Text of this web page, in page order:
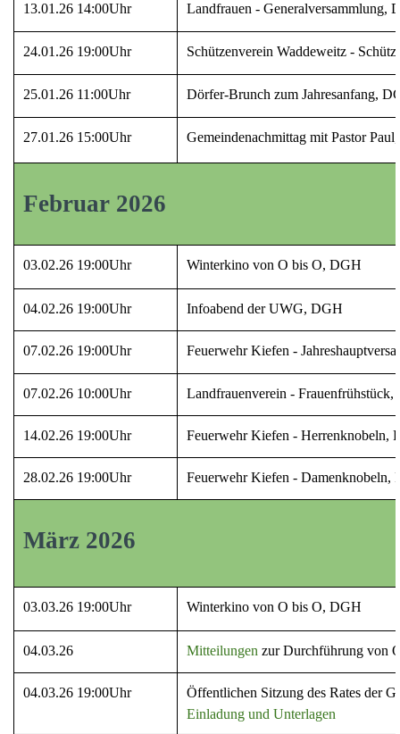
13.01.26 14:00Uhr Landfrauen - Generalversammlung,
24.01.26 19:00Uhr Schützenverein Waddeweitz -
25.01.26 11:00Uhr Dörfer-Brunch zum Jahresanfang,
27.01.26 15:00Uhr Gemeindenachmittag mit Pastor
Februar 2026
03.02.26 19:00Uhr Winterkino von O bis O, DGH
04.02.26 19:00Uhr Infoabend der UWG, DGH
07.02.26 19:00Uhr Feuerwehr Kiefen -
07.02.26 10:00Uhr Landfrauenverein - Frauenfrühstück,
14.02.26 19:00Uhr Feuerwehr Kiefen - Herrenknobeln,
28.02.26 19:00Uhr Feuerwehr Kiefen - Damenknobeln,
März 2026
03.03.26 19:00Uhr Winterkino von O bis O, DGH
04.03.26 Mitteilungen zur Durchführung von
04.03.26 19:00Uhr
Öffentlichen Sitzung des Rates der
Einladung und Unterlagen